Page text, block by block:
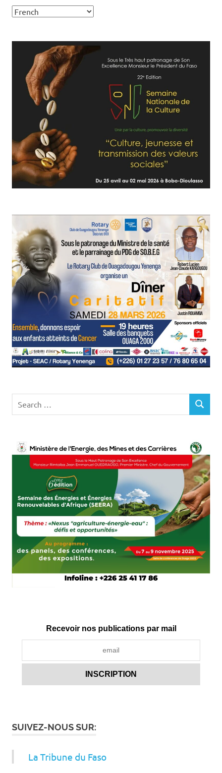
SEARCH
Recevoir nos publications par mail
SUIVEZ-NOUS SUR:
La Tribune du Faso